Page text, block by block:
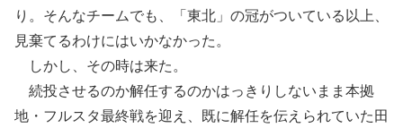
り。そんなチームでも、「東北」の冠がついている以上、
見棄てるわけにはいかなかった。
しかし、その時は来た。
続投させるのか解任するのかはっきりしないまま本拠
地・フルスタ最終戦を迎え、既に解任を伝えられていた田